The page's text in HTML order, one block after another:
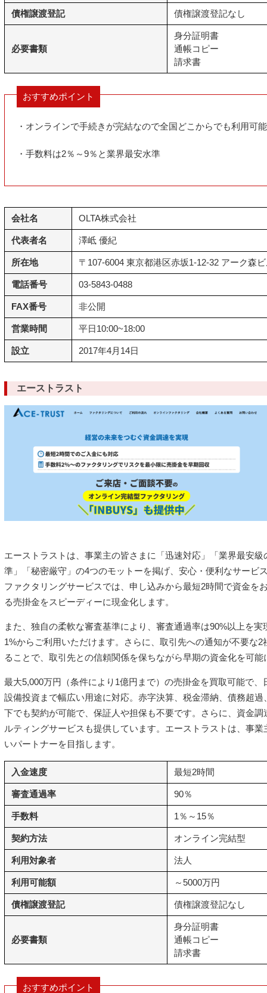
債権譲渡登記 債権譲渡登記なし
必要書類
身分証明書
通帳コピー
請求書
おすすめポイント
・オンラインで手続きが完結なので全国どこからでも利用可能
・手数料は2％～9％と業界最安水準
会社名 OLTA株式会社
代表者名 澤岻 優紀
所在地 〒107-6004 東京都港区赤坂1-12-32 アーク森
電話番号 03-5843-0488
FAX番号 非公開
営業時間 平日10:00~18:00
設立 2017年4月14日
エーストラスト
エーストラストは、事業主の皆さまに「迅速対応」「業界最安
準」「秘密厳守」の4つのモットーを掲げ、安心・便利なサービ
ファクタリングサービスでは、申し込みから最短2時間で資金を
る売掛金をスピーディーに現金化します。
また、独自の柔軟な審査基準により、審査通過率は90%以上を
1%からご利用いただけます。さらに、取引先への通知が不要な
ることで、取引先との信頼関係を保ちながら早期の資金化を可能
最大5,000万円（条件により1億円まで）の売掛金を買取可能で
設備投資まで幅広い用途に対応。赤字決算、税金滞納、債務超
下でも契約が可能で、保証人や担保も不要です。さらに、資金
ルティングサービスも提供しています。エーストラストは、事
いパートナーを目指します。
入金速度 最短2時間
審査通過率 90％
手数料 1％～15％
契約方法 オンライン完結型
利用対象者 法人
利用可能額 ～5000万円
債権譲渡登記 債権譲渡登記なし
必要書類
身分証明書
通帳コピー
請求書
おすすめポイント